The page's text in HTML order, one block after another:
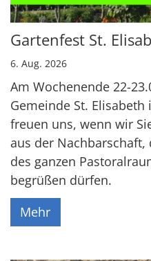
Gartenfest St.
6. Aug. 2026
Am Wochenende 22-
Gemeinde St.
freuen uns, wenn wir
aus der
des ganzen
begrüßen dürfen.
Mehr